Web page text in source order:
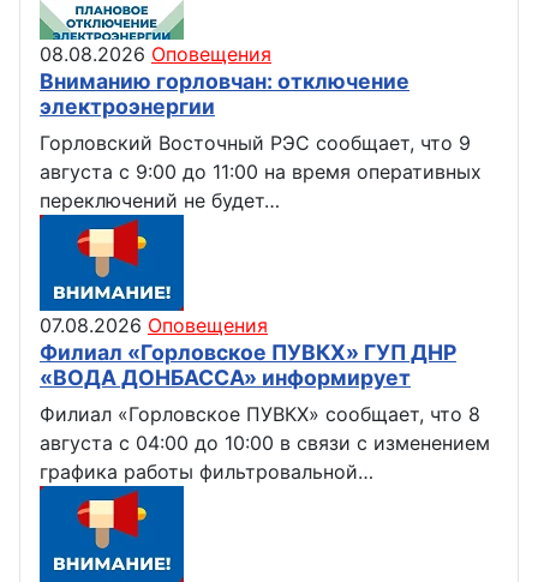
08.08.2026 Оповещения
Вниманию горловчан: отключение
электроэнергии
Горловский Восточный РЭС сообщает, что 9
августа с 9:00 до 11:00 на время оперативных
переключений не будет…
07.08.2026 Оповещения
Филиал «Горловское ПУВКХ» ГУП ДНР
«ВОДА ДОНБАССА» информирует
Филиал «Горловское ПУВКХ» сообщает, что 8
августа с 04:00 до 10:00 в связи с изменением
графика работы фильтровальной…